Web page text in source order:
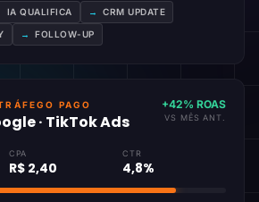
IA QUALIFICA → CRM UPDATE
→ FOLLOW-UP
PAGO
· TikTok Ads
+42% ROAS
VS MÊS ANT.
CPA
R$ 2,40
CTR
4,8%